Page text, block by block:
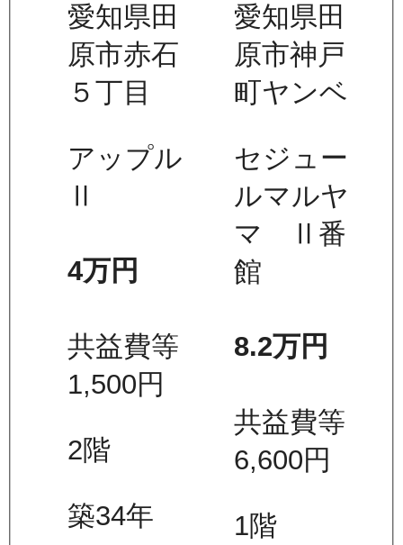
愛知県田
原市赤石
５丁目
アップル
Ⅱ
4万円
共益費等
1,500円
2階
築34年
愛知県田
原市神戸
町ヤンベ
セジュー
ルマルヤ
マ Ⅱ番
館
8.2万円
共益費等
6,600円
1階